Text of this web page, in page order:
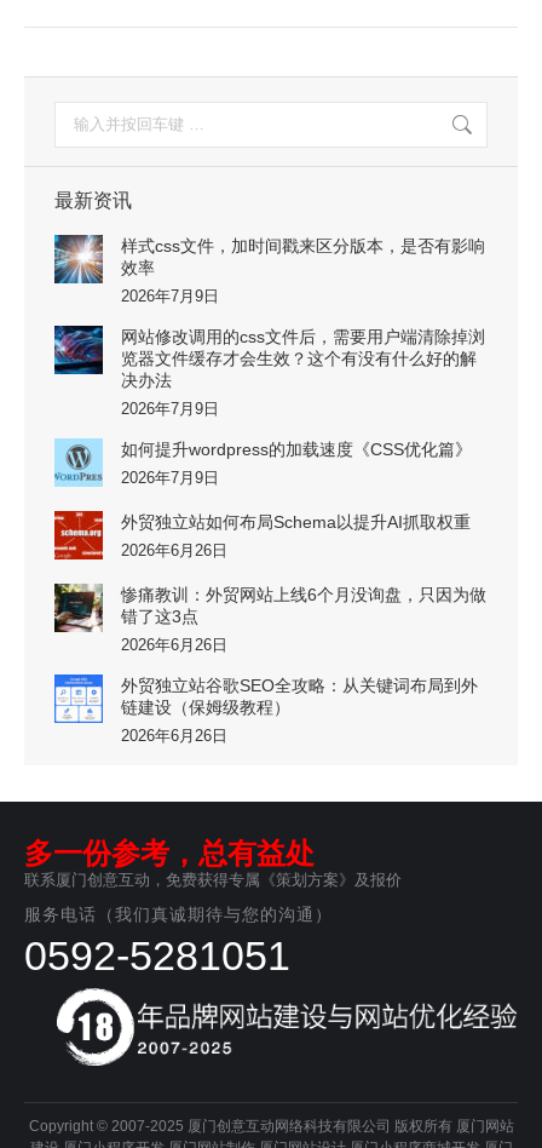
篇：
索：
最新资讯
样式css文件，加时间戳来区分版本，是否有影响
效率
2026年7月9日
网站修改调用的css文件后，需要用户端清除掉浏
览器文件缓存才会生效？这个有没有什么好的解
决办法
2026年7月9日
如何提升wordpress的加载速度《CSS优化篇》
2026年7月9日
外贸独立站如何布局Schema以提升AI抓取权重
2026年6月26日
惨痛教训：外贸网站上线6个月没询盘，只因为做
错了这3点
2026年6月26日
外贸独立站谷歌SEO全攻略：从关键词布局到外
链建设（保姆级教程）
2026年6月26日
多一份参考，总有益处
联系厦门创意互动，免费获得专属《策划方案》及报价
服务电话（我们真诚期待与您的沟通）
0592-5281051
Copyright © 2007-2025 厦门创意互动网络科技有限公司 版权所有 厦门网站